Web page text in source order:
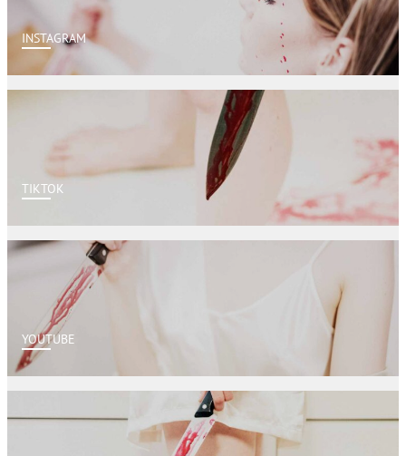
INSTAGRAM
TIKTOK
YOUTUBE